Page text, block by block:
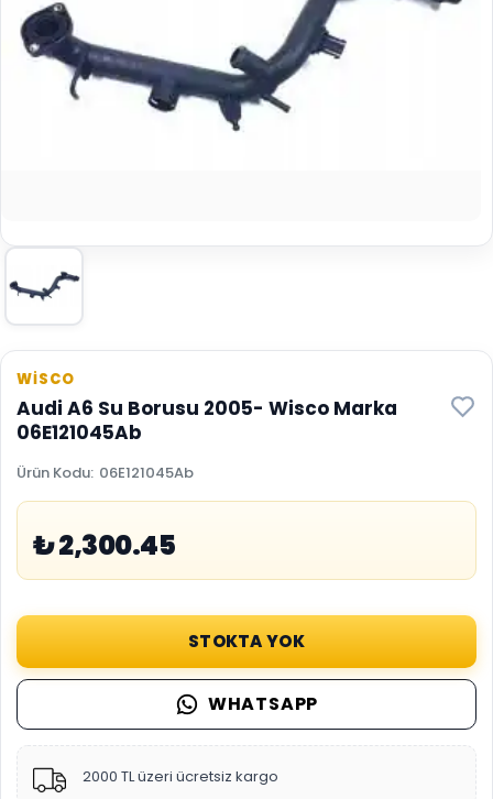
WİSCO
Audi A6 Su Borusu 2005- Wisco Marka
06E121045Ab
Ürün Kodu: 06E121045Ab
₺ 2,300.45
STOKTA YOK
WHATSAPP
2000 TL üzeri ücretsiz kargo